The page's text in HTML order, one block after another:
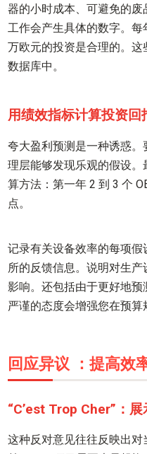
器的小时成本、可避免的
工作会产生具体的数字。
万欧元的投资是合理的。
数据库中。
用绩效指标计算投资回
夸大盈利预测是一种诱惑
理层能够发现乐观的假设
算方法：第一年 2 到 3 个
点。
记录有关设备效率的每项
所的反馈信息。说明对生
影响。还包括由于更好地
严谨的态度会增强您在预算
回应异议 ：提高效
“C’est Trop Cher”：
这种反对意见往往反映出